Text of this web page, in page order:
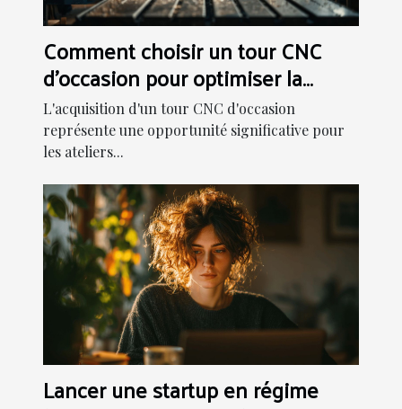
Comment choisir un tour CNC
d'occasion pour optimiser la
production
L'acquisition d'un tour CNC d'occasion
représente une opportunité significative pour
les ateliers...
Lancer une startup en régime